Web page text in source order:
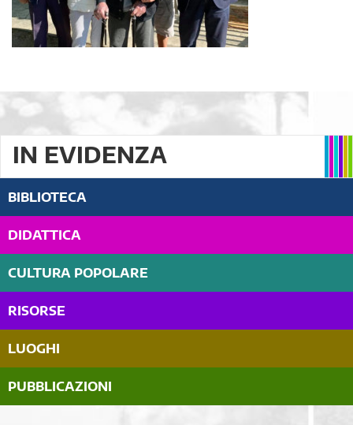
IN EVIDENZA
BIBLIOTECA
DIDATTICA
CULTURA POPOLARE
RISORSE
LUOGHI
PUBBLICAZIONI